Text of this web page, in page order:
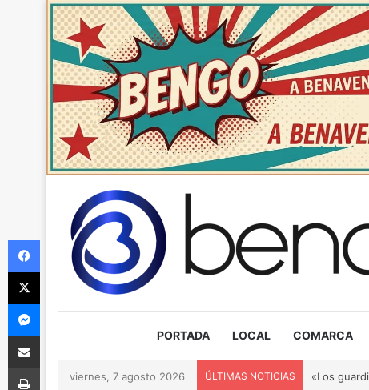
PORTADA LOCAL COMARCA
viernes, 7 agosto 2026 ÚLTIMAS NOTICIAS
Facebook
X
Messenger
Compartir via Email